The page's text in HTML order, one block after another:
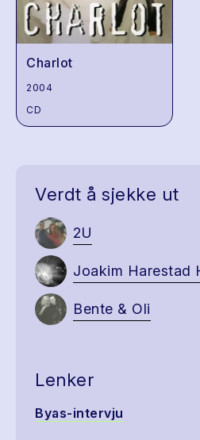
Charlot
2004
CD
Verdt å sjekke ut
2U
Joakim Harestad
Bente & Oli
Lenker
Byas-intervju